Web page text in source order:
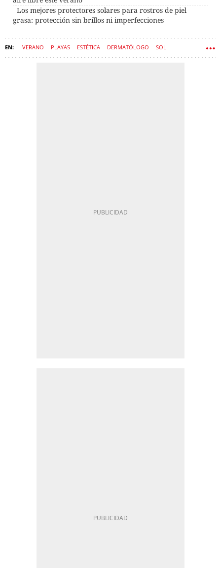
Los mejores protectores solares para rostros de piel
grasa: protección sin brillos ni imperfecciones
VERANO PLAYAS ESTÉTICA DERMATÓLOGO SOL